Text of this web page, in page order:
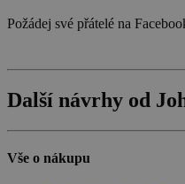
Požádej své přátelé na
Další návrhy od
Vše o nákupu